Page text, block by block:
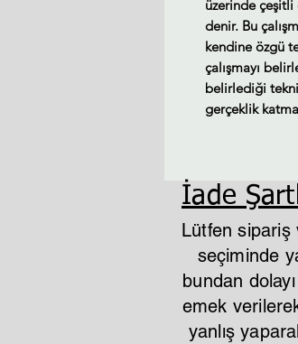
üzerinde çeşitli
denir. Bu
kendine özgü
çalışmayı
belirlediği
gerçeklik
İade
Lütfen sipariş
seçiminde
bundan
emek
yanlış